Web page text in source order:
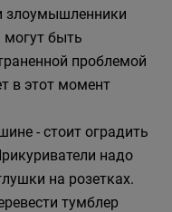
злоумышленники
могут быть
проблемой
в этот момент
- стоит оградить
надо
на розетках.
тумблер